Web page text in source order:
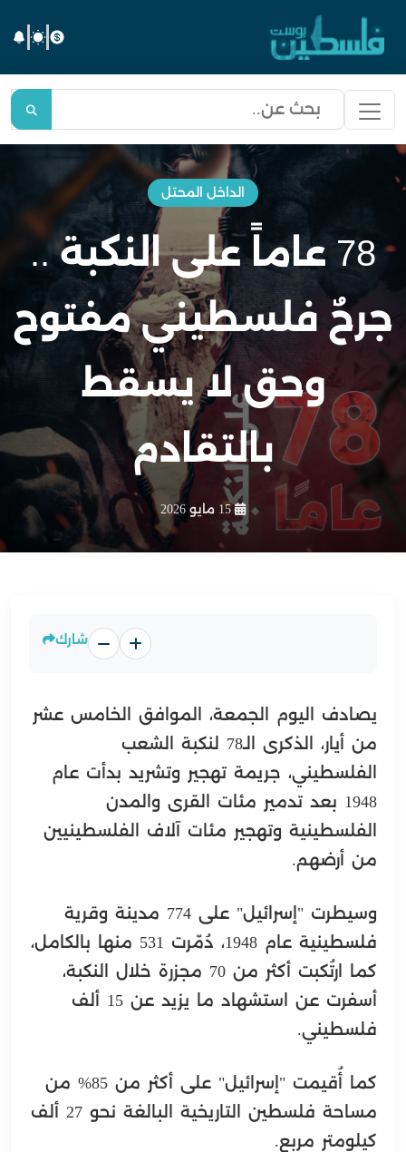
الداخل المحتل
78 عاماً على النكبة ..
جرحٌ فلسطيني مفتوح
وحق لا يسقط
بالتقادم
15 مايو 2026
شارك
يصادف اليوم الجمعة، الموافق الخامس عشر
من أيار، الذكرى الـ78 لنكبة الشعب
الفلسطيني، جريمة تهجير وتشريد بدأت عام
1948 بعد تدمير مئات القرى والمدن
الفلسطينية وتهجير مئات آلاف الفلسطينيين
من أرضهم.
وسيطرت "إسرائيل" على 774 مدينة وقرية
فلسطينية عام 1948، دُمّرت 531 منها بالكامل،
كما ارتُكبت أكثر من 70 مجزرة خلال النكبة،
أسفرت عن استشهاد ما يزيد عن 15 ألف
فلسطيني.
كما أُقيمت "إسرائيل" على أكثر من 85% من
مساحة فلسطين التاريخية البالغة نحو 27 ألف
كيلومتر مربع.